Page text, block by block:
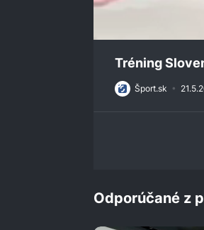
seconds
Tréning
Šport.sk •
Odporúčané z